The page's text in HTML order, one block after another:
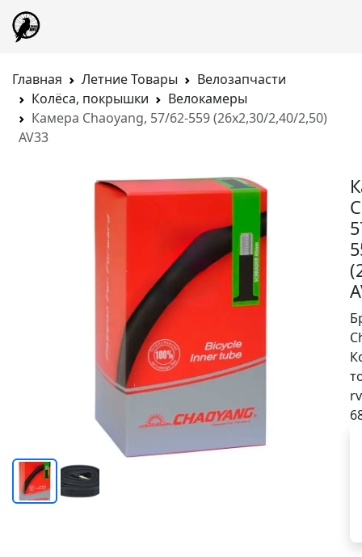
Главная Летние Товары
Велозапчасти
Колёса, покрышки
Велокамеры
Камера Chaoyang, 57/62-559 (26x2,30/2,40/2,50)
AV33